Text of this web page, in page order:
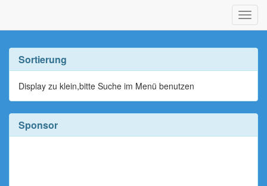
ein-/
Sortierung
Display zu klein,bitte Suche im Menü benutzen
Sponsor